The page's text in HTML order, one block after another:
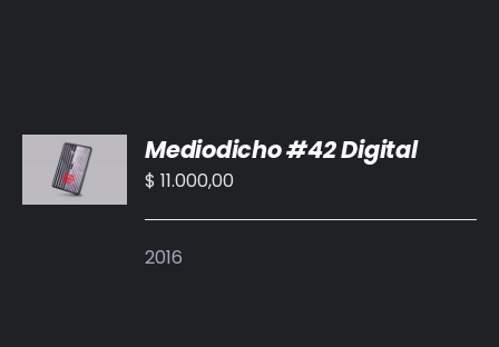
AL
CARRITO
/
Mediodicho #42 Digital
$ 11.000,00
2016